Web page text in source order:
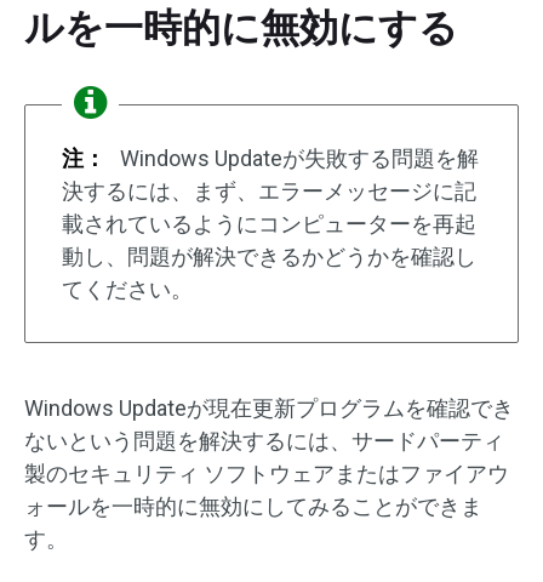
ルを一時的に無効にする
注：
Windows Updateが失敗する問題を解
決するには、まず、エラーメッセージに記
載されているようにコンピューターを再起
動し、問題が解決できるかどうかを確認し
てください。
Windows Updateが現在更新プログラムを確認でき
ないという問題を解決するには、サードパーティ
製のセキュリティ ソフトウェアまたはファイアウ
ォールを一時的に無効にしてみることができま
す。